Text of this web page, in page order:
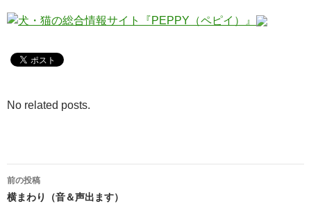
No related posts.
投
前の投稿
横まわり（音＆声出ます）